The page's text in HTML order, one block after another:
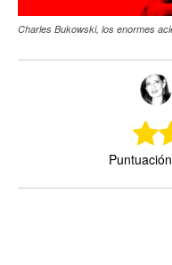
Charles Bukowski, los enormes